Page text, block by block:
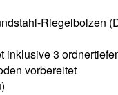
Riegelbolzen
inklusive 3
vorbereitet